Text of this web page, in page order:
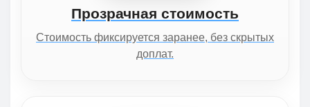
Прозрачная стоимость
Стоимость фиксируется заранее, без скрытых
доплат.